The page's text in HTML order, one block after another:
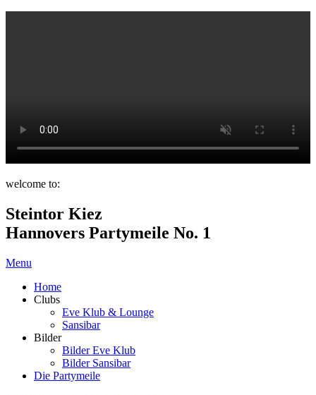
welcome to:
Steintor Kiez
Hannovers Partymeile No. 1
Menu
Home
Clubs
Eve Klub & Lounge
Sansibar
Bilder
Bilder Eve Klub
Bilder Sansibar
Die Partymeile